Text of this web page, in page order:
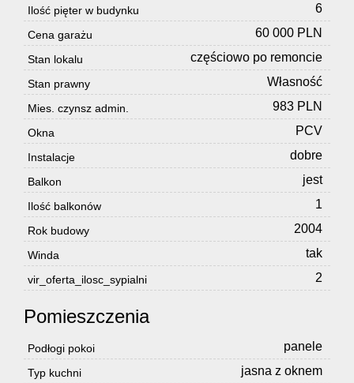
Ilość pięter w budynku 6
Cena garażu 60 000 PLN
Stan lokalu częściowo po remoncie
Stan prawny Własność
Mies. czynsz admin. 983 PLN
Okna PCV
Instalacje dobre
Balkon jest
Ilość balkonów 1
Rok budowy 2004
Winda tak
vir_oferta_ilosc_sypialni 2
Pomieszczenia
Podłogi pokoi panele
Typ kuchni jasna z oknem